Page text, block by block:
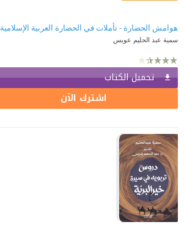
هوامش الحضارة - تأملات في الحضارة العربية الإسلامية
سمية عبد الحليم عويس
تحميل الكتاب
اشترك الآن